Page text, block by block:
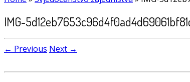
IMG-
← Previous Next →